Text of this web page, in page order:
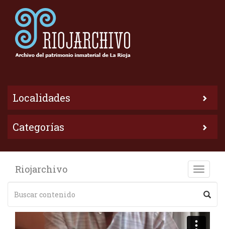
Localidades
Categorías
Toggle
Riojarchivo